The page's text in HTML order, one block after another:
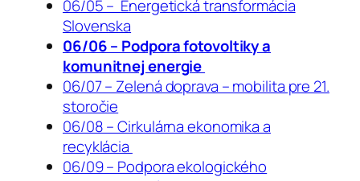
06/05 – Energetická transformácia
Slovenska
06/06 – Podpora fotovoltiky a
komunitnej energie
06/07 – Zelená doprava – mobilita pre 21.
storočie
06/08 – Cirkulárna ekonomika a
recyklácia
06/09 – Podpora ekologického